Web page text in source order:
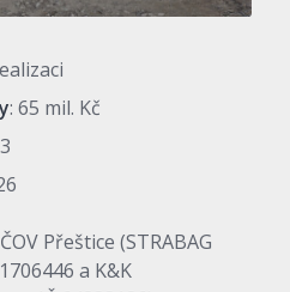
: 65 mil. Kč
Přeštice (STRABAG
a K&K